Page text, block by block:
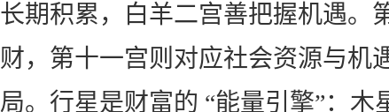
长期积累，白羊二宫善把握机遇。
财，第十一宫则对应社会资源与机
局。行星是财富的 “能量引擎”：木